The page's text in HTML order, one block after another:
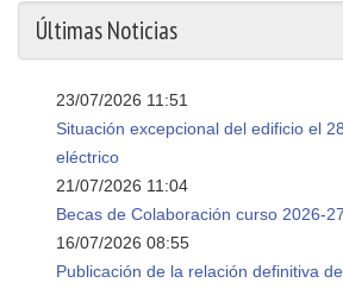
Últimas Noticias
23/07/2026 11:51
Situación excepcional del edificio el
eléctrico
21/07/2026 11:04
Becas de Colaboración curso 2026-27
16/07/2026 08:55
Publicación de la relación definitiva